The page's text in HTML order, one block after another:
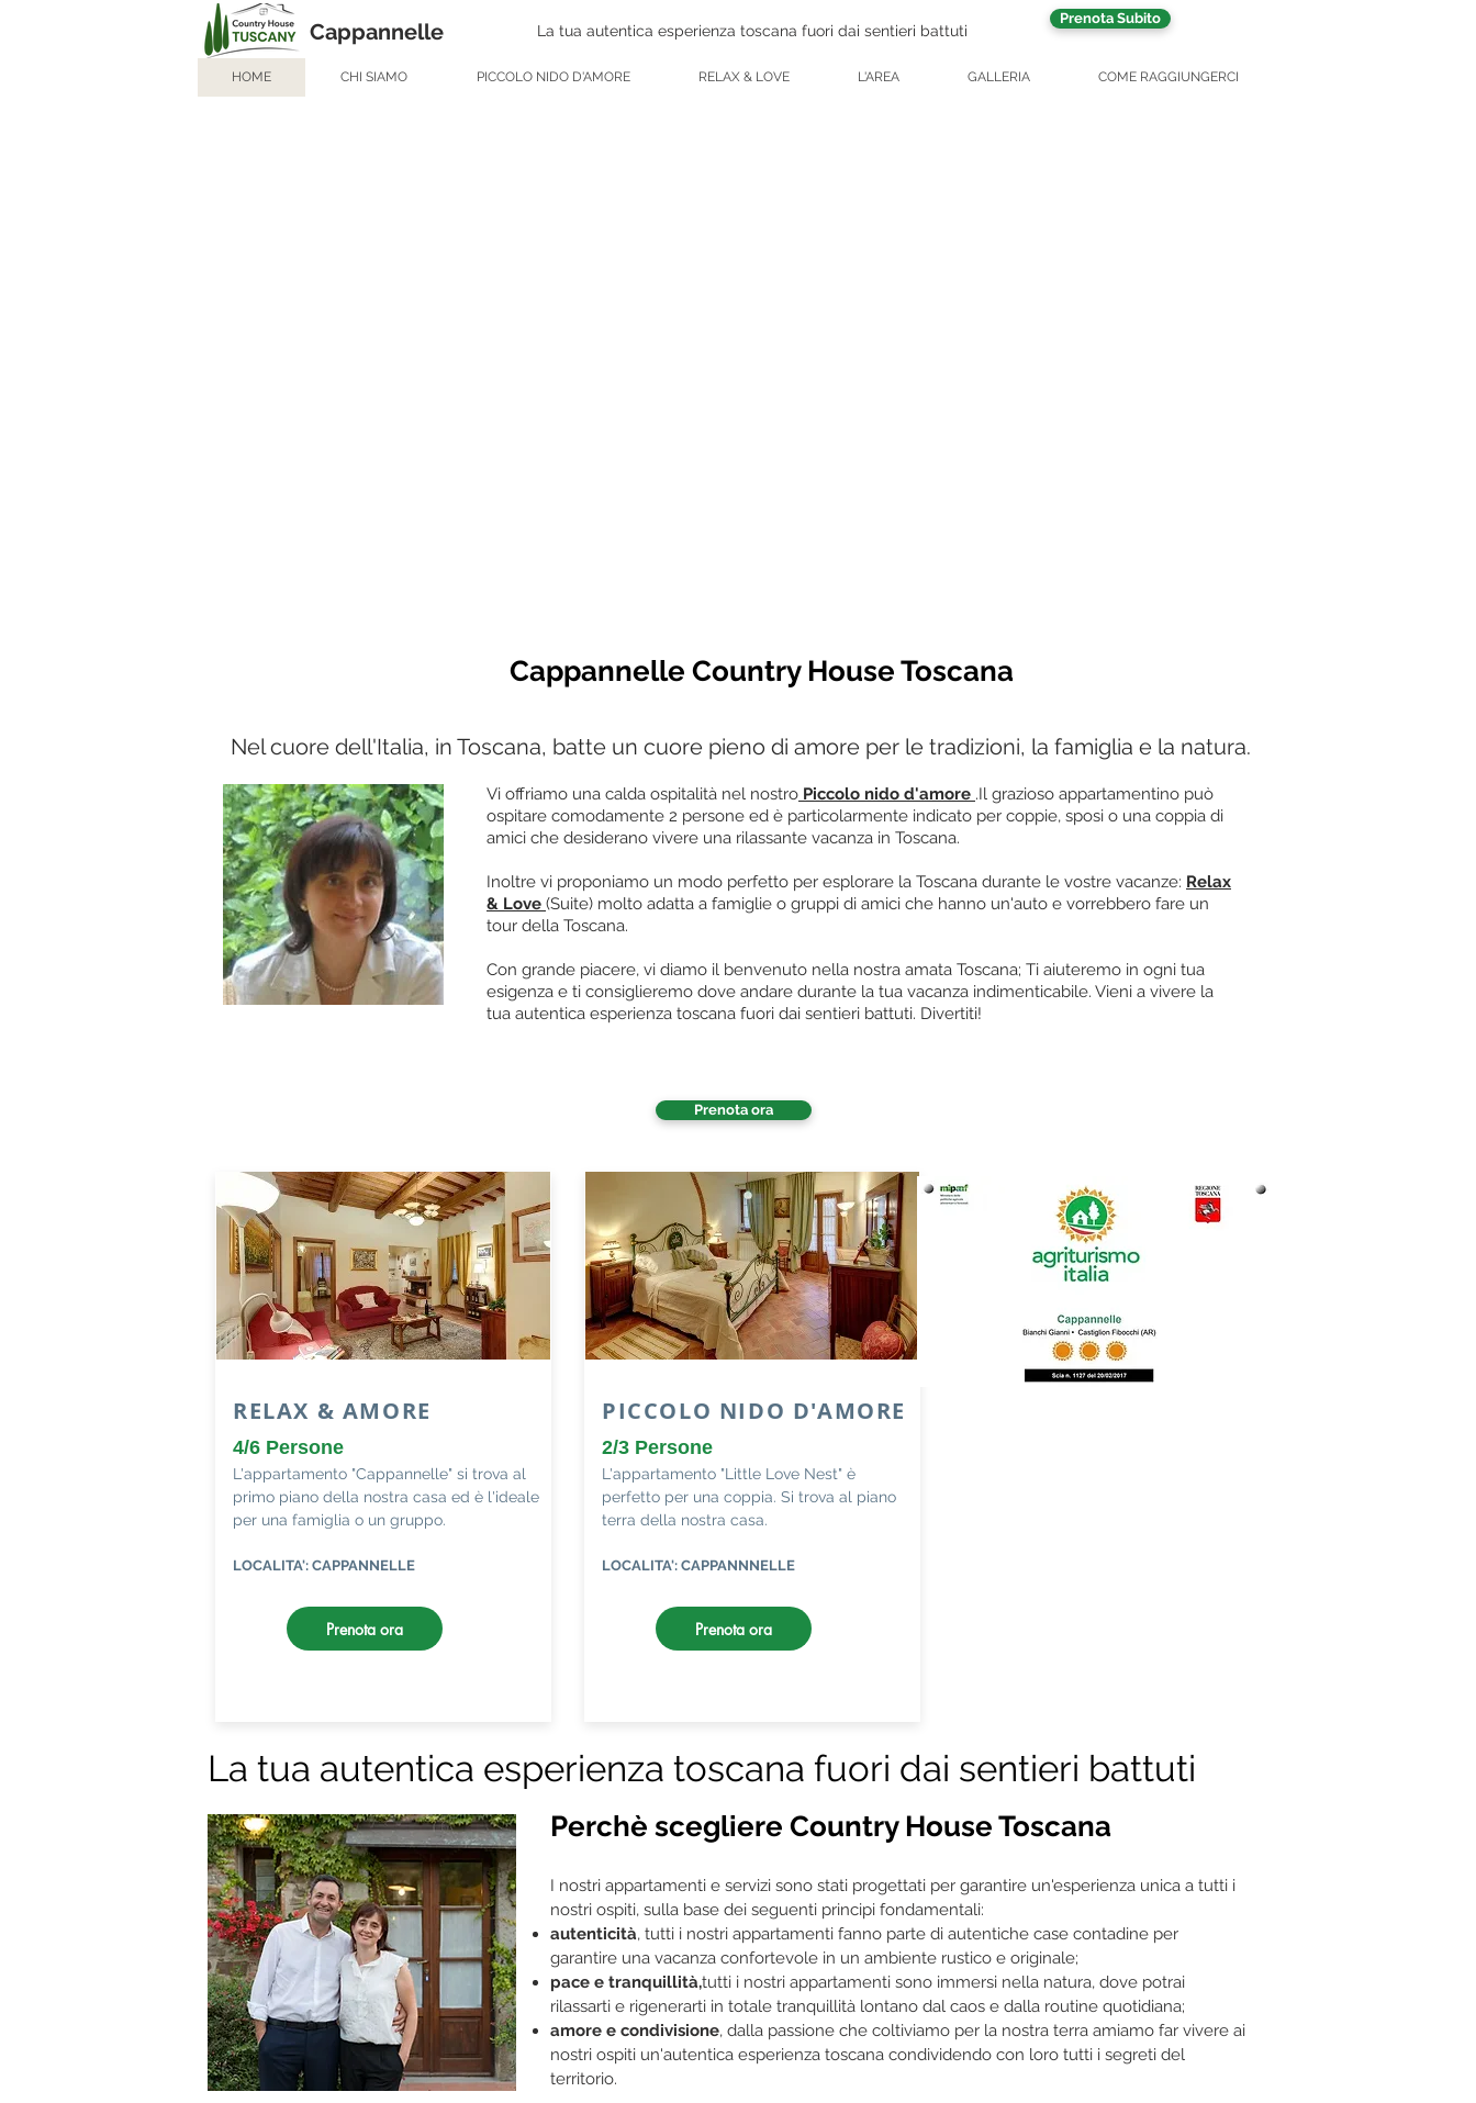
Cappannelle La tua autentica esperienza toscana fuori dai sentieri battuti
Prenota Subito
HOME CHI SIAMO PICCOLO NIDO D'AMORE RELAX & LOVE L'AREA GALLERIA COME RAGGIUNGERCI
Cappannelle Country House Toscana
Nel cuore dell'Italia, in Toscana, batte un cuore pieno di amore per le tradizioni, la famiglia e la natura.
Vi offriamo una calda ospitalità nel nostro Piccolo nido d'amore .Il grazioso appartamentino può
ospitare comodamente 2 persone ed è particolarmente indicato per coppie, sposi o una coppia di
amici che desiderano vivere una rilassante vacanza in Toscana.
Inoltre vi proponiamo un modo perfetto per esplorare la Toscana durante le vostre vacanze: Relax
& Love (Suite) molto adatta a famiglie o gruppi di amici che hanno un'auto e vorrebbero fare un
tour della Toscana.
Con grande piacere, vi diamo il benvenuto nella nostra amata Toscana; Ti aiuteremo in ogni tua
esigenza e ti consiglieremo dove andare durante la tua vacanza indimenticabile. Vieni a vivere la
tua autentica esperienza toscana fuori dai sentieri battuti. Divertiti!
Prenota ora
RELAX & AMORE
4/6 Persone
L'appartamento "Cappannelle" si trova al
primo piano della nostra casa ed è l'ideale
per una famiglia o un gruppo.
LOCALITA': CAPPANNELLE
Prenota ora
PICCOLO NIDO D'AMORE
2/3 Persone
L'appartamento "Little Love Nest" è
perfetto per una coppia. Si trova al piano
terra della nostra casa.
LOCALITA': CAPPANNNELLE
Prenota ora
La tua autentica esperienza toscana fuori dai sentieri battuti
Perchè scegliere Country House Toscana
I nostri appartamenti e servizi sono stati progettati per garantire un'esperienza unica a tutti i
nostri ospiti, sulla base dei seguenti principi fondamentali:
autenticità, tutti i nostri appartamenti fanno parte di autentiche case contadine per
garantire una vacanza confortevole in un ambiente rustico e originale;
pace e tranquillità,tutti i nostri appartamenti sono immersi nella natura, dove potrai
rilassarti e rigenerarti in totale tranquillità lontano dal caos e dalla routine quotidiana;
amore e condivisione, dalla passione che coltiviamo per la nostra terra amiamo far vivere ai
nostri ospiti un'autentica esperienza toscana condividendo con loro tutti i segreti del
territorio.